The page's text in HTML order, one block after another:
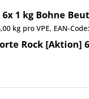
1 kg Bohne
kg pro VPE, EAN-
Rock [Aktion]